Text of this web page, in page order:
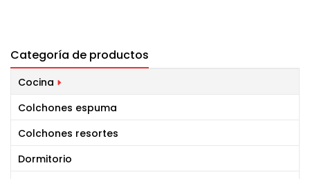
Categoría de productos
Cocina
Colchones espuma
Colchones resortes
Dormitorio